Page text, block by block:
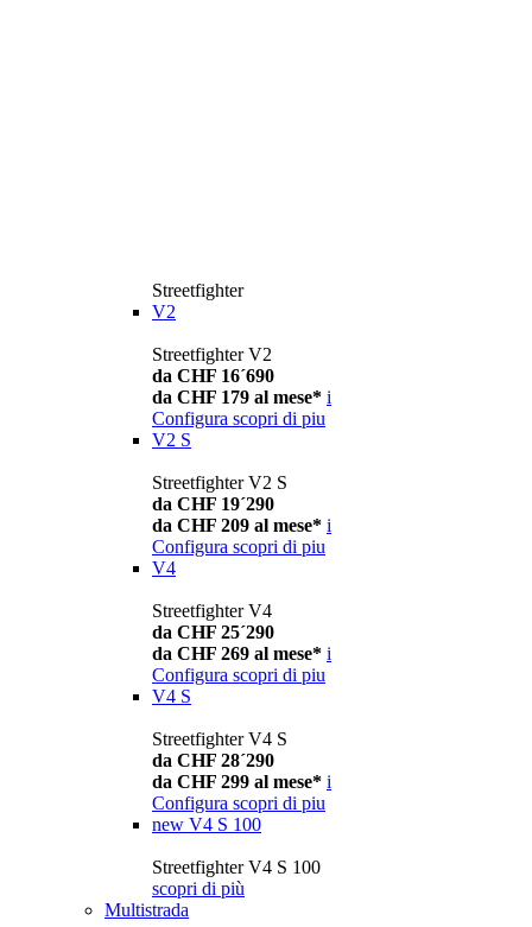
Streetfighter
V2
Streetfighter V2
da CHF 16´690
da CHF 179 al mese* i
Configura scopri di piu
V2 S
Streetfighter V2 S
da CHF 19´290
da CHF 209 al mese* i
Configura scopri di piu
V4
Streetfighter V4
da CHF 25´290
da CHF 269 al mese* i
Configura scopri di piu
V4 S
Streetfighter V4 S
da CHF 28´290
da CHF 299 al mese* i
Configura scopri di piu
new V4 S 100
Streetfighter V4 S 100
scopri di più
Multistrada